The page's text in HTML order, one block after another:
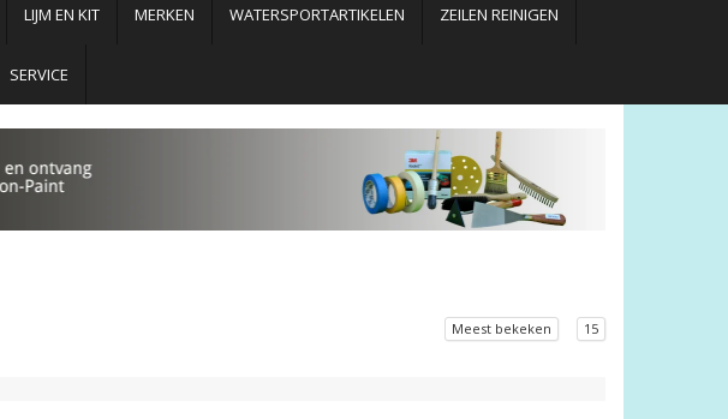
LIJM EN KIT MERKEN WATERSPORTARTIKELEN ZEILEN REINIGEN
SERVICE
Meest bekeken 15